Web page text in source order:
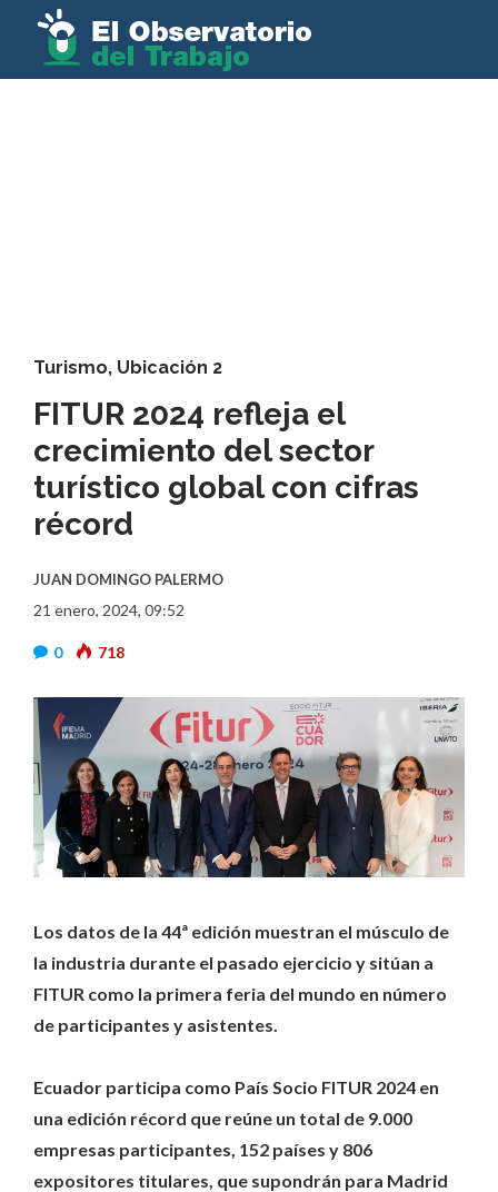
Turismo, Ubicación 2
FITUR 2024 refleja el
crecimiento del sector
turístico global con cifras
récord
JUAN DOMINGO PALERMO
21 enero, 2024, 09:52
0 718
Los datos de la 44ª edición muestran el músculo de
la industria durante el pasado ejercicio y sitúan a
FITUR como la primera feria del mundo en número
de participantes y asistentes.
Ecuador participa como País Socio FITUR 2024 en
una edición récord que reúne un total de 9.000
empresas participantes, 152 países y 806
expositores titulares, que supondrán para Madrid